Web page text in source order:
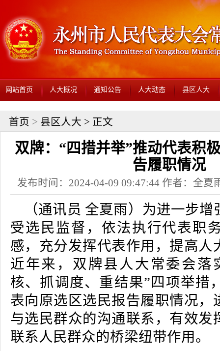
网站首页 人大概况 通知公告 人大动态 县区人大
首页 > 县区人大 > 正文
双牌：“四措并举”推动代表积
告履职情况
发布时间：2024-04-09 09:47:44 作者：全夏
（通讯员 全夏雨） 为进一步增
受选民监督，依法执行代表职
感，充分发挥代表作用，提高人
近年来，双牌县人大常委会落
核、抓调度、重结果”四项举措
表向原选区选民报告履职情况，
与选民群众的沟通联系，有效发
联系人民群众的桥梁纽带作用。